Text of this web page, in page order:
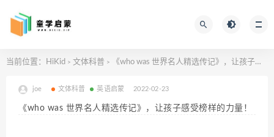
当前位置： HiKid > 文体科普 > 《who was 世界名人精选传记》，让孩子感受榜样的力量！
joe 文体科普 英语启蒙 2022-02-23
《who was 世界名人精选传记》，让孩子感受榜样的力量！